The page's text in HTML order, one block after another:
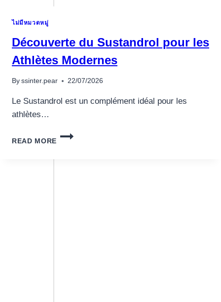
ไม่มีหมวดหมู่
Découverte du Sustandrol pour les
Athlètes Modernes
By ssinter.pear 22/07/2026
Le Sustandrol est un complément idéal pour les
athlètes…
READ MORE
DÉCOUVERTE